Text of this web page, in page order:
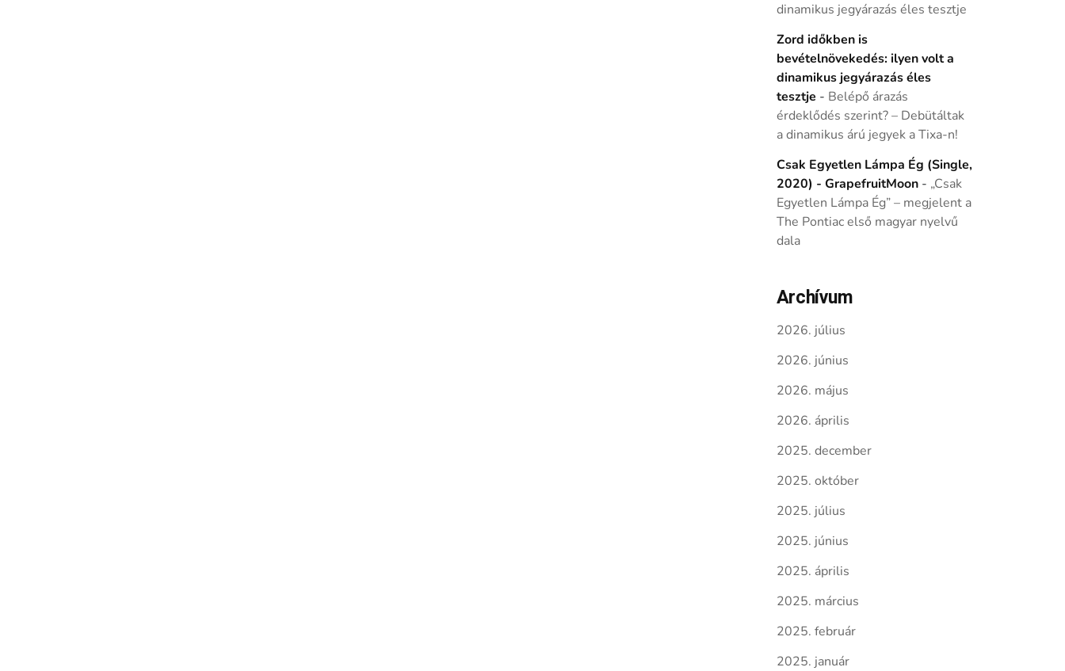
dinamikus jegyárazás éles tesztje
Zord időkben is
bevételnövekedés: ilyen volt a
dinamikus jegyárazás éles
tesztje - Belépő árazás
érdeklődés szerint? – Debütáltak
a dinamikus árú jegyek a Tixa-n!
Csak Egyetlen Lámpa Ég (Single,
2020) - GrapefruitMoon- „Csak
Egyetlen Lámpa Ég” – megjelent a
The Pontiac első magyar nyelvű
dala
Archívum
2026. július
2026. június
2026. május
2026. április
2025. december
2025. október
2025. július
2025. június
2025. április
2025. március
2025. február
2025. január